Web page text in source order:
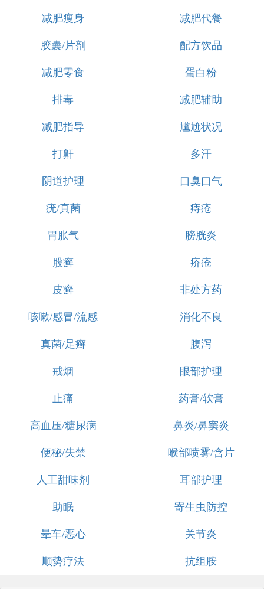
减肥瘦身 减肥代餐
胶囊/片剂 配方饮品
减肥零食 蛋白粉
排毒 减肥辅助
减肥指导 尴尬状况
打鼾 多汗
阴道护理 口臭口气
疣/真菌 痔疮
胃胀气 膀胱炎
股癣 疥疮
皮癣 非处方药
咳嗽/感冒/流感 消化不良
真菌/足癣 腹泻
戒烟 眼部护理
止痛 药膏/软膏
高血压/糖尿病 鼻炎/鼻窦炎
便秘/失禁 喉部喷雾/含片
人工甜味剂 耳部护理
助眠 寄生虫防控
晕车/恶心 关节炎
顺势疗法 抗组胺